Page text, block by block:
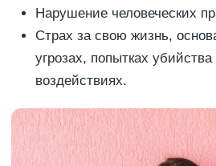
Нарушение человеческих
Страх за свою жизнь,
угрозах, попытках
воздействиях.